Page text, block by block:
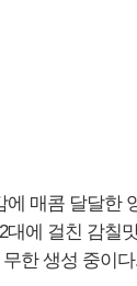
매콤 달달한
에 걸친 감칠
한 생성 중이